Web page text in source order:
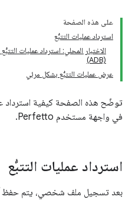
على هذه الصفحة
استرداد عمليات التتبُّع
(ADB)
عرض عمليات التتبُّع بشكل مرئي
توضّح هذه الصفحة كيفية استرداد
في واجهة مستخدم Perfetto.
استرداد عمليات التتبُّع
بعد تسجيل ملف شخصي، يتم حفظ